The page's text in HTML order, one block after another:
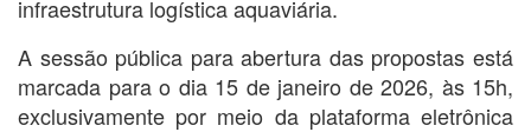
infraestrutura logística aquaviária.
A sessão pública para abertura das propostas está
marcada para o dia 15 de janeiro de 2026, às 15h,
exclusivamente por meio da plataforma eletrônica